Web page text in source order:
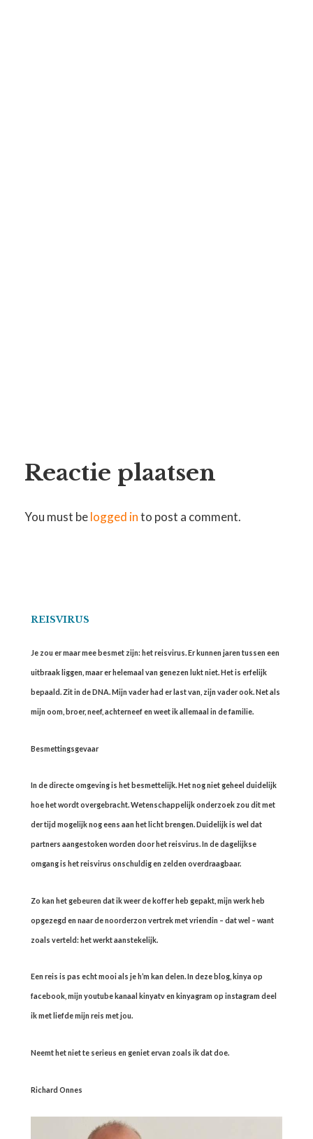
Reactie plaatsen
You must belogged into post a comment.
REISVIRUS
Je zou er maar mee besmet zijn: het reisvirus. Er kunnen jaren tussen een
uitbraak liggen, maar er helemaal van genezen lukt niet. Het is erfelijk
bepaald. Zit in de DNA. Mijn vader had er last van, zijn vader ook. Net als
mijn oom, broer, neef, achterneef en weet ik allemaal in de familie.
Besmettingsgevaar
In de directe omgeving is het besmettelijk. Het nog niet geheel duidelijk
hoe het wordt overgebracht. Wetenschappelijk onderzoek zou dit met
der tijd mogelijk nog eens aan het licht brengen. Duidelijk is wel dat
partners aangestoken worden door het reisvirus. In de dagelijkse
omgang is het reisvirus onschuldig en zelden overdraagbaar.
Zo kan het gebeuren dat ik weer de koffer heb gepakt, mijn werk heb
opgezegd en naar de noorderzon vertrek met vriendin – dat wel – want
zoals verteld: het werkt aanstekelijk.
Een reis is pas echt mooi als je h’m kan delen. In deze blog, kinya op
facebook, mijn youtube kanaal kinyatv en kinyagram op instagram deel
ik met liefde mijn reis met jou.
Neemt het niet te serieus en geniet ervan zoals ik dat doe.
Richard Onnes